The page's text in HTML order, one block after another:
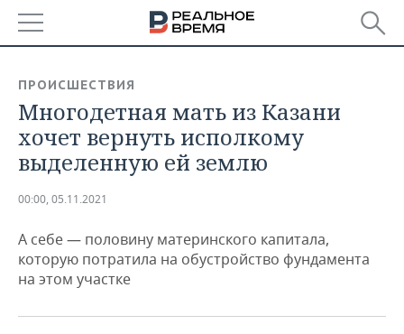
БАШКОРТОСТАН
ТАТАРСТАН
НОВОСТИ
АНАЛИТИКА
ДЕКЛАРАЦИИ О ДОХОДАХ
КОРОЛИ ГОСЗАКАЗА ПФО
ВУЗЫ ТАТАРСТАНА
НОВОСТИ ЭКОНОМИКИ
ФИНАНСЫ
БАНКИ
ПРОМЫШЛЕННОСТЬ
НОВОСТИ
ПРОМЫШЛЕННОСТИ
НЕДВИЖИМОСТЬ
НОВОСТИ НЕДВИЖИМОСТИ
АВТО
ПРОИСШЕСТВИЯ
Многодетная мать из Казани
хочет вернуть исполкому
выделенную ей землю
00:00, 05.11.2021
А себе — половину материнского капитала,
которую потратила на обустройство фундамента
на этом участке